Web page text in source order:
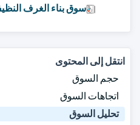
سوق بناء الغرف
انتقل إلى المحتوى
حجم السوق
اتجاهات السوق
تحليل السوق